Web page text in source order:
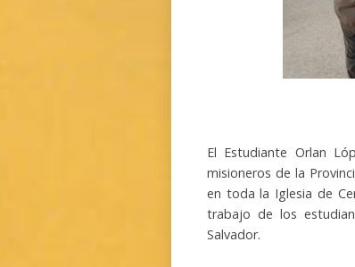
El Estudiante Orlan
misioneros de la
en toda la Iglesia de
trabajo de los
Salvador.